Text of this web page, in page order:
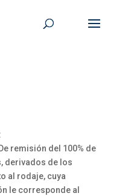
remisión del 100% de
derivados de los
al rodaje, cuya
le corresponde al